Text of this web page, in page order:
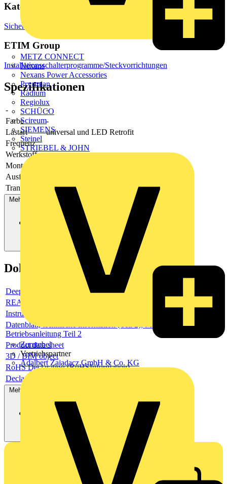
METZ CONNECT
Nexans
Nexans Power Accessories
Prysmian
Radium
Regiolux
SCHÜCO
Scireum
SIEMENS
Steinel
STRIEBEL & JOHN
Zumtobel
Vertriebspartner
Adalbert Zajadacz GmbH & Co. KG
Kategorien
Sicherheit & Zutrittskontrolle
ETIM Group
Installationsschalterprogramme/Steckvorrichtungen
Spezifikationen
-
-
Farbe
-
Lastart
universal und LED Retrofit
Frequenz
Werkstoff
-
Montageart
Ausführung
Transparent
Mehr anzeigen
Dokumente
Deeplink product page
REACH Declaration (ReachDeclaration)
Instructions and Manuals (InsMan)
Datenblatt, technische Information (Teil 2), Montage- und
Betriebsanleitung Teil 2
Product data sheet
3D / BIM object
RoHS Declaration (RoHSInformation)
Declaration of Conformity - CE (DecConCe)
Mehr anzeigen